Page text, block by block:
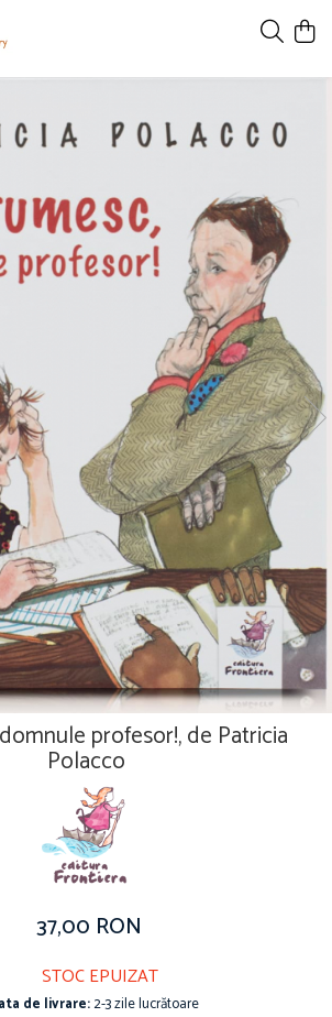
ALINAre cu
profesor!, de Patricia
Polacco
37,00 RON
STOC EPUIZAT
de livrare:2-3 zile lucrătoare